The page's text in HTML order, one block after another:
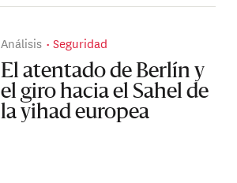
Análisis Seguridad
El atentado de Berlín y
el giro hacia el Sahel de
la yihad europea